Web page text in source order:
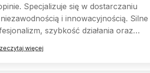
Specjalizuje się w dostarczaniu
i innowacyjnością. Silne
szybkość działania oraz
więcej